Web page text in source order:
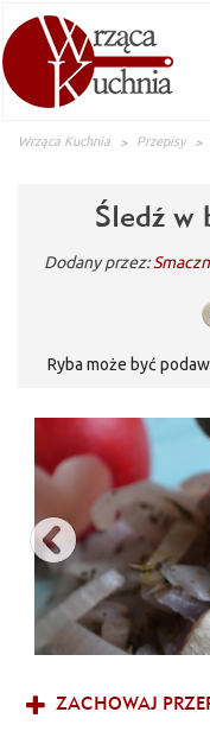
Wrząca Kuchnia Przepisy
Śledź w
Dodany przez:
Ryba może być
danie nie tylko na
rozpływa się w
ZACHOWAJ